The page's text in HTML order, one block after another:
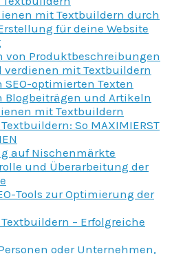
mit Textbuildern durch
für deine Website
von Produktbeschreibungen
verdienen mit Textbuildern
optimierten Texten
Blogbeiträgen und Artikeln
mit Textbuildern
So MAXIMIERST
auf Nischenmärkte
und Überarbeitung der
Tools zur Optimierung der
– Erfolgreiche
oder Unternehmen,